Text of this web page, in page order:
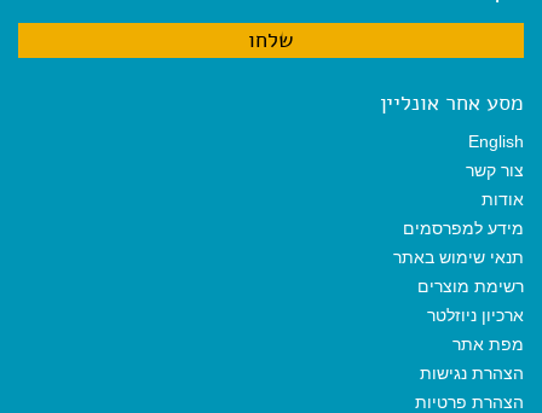
מסע אחר אונליין
English
צור קשר
אודות
מידע למפרסמים
תנאי שימוש באתר
רשימת מוצרים
ארכיון ניוזלטר
מפת אתר
הצהרת נגישות
הצהרת פרטיות